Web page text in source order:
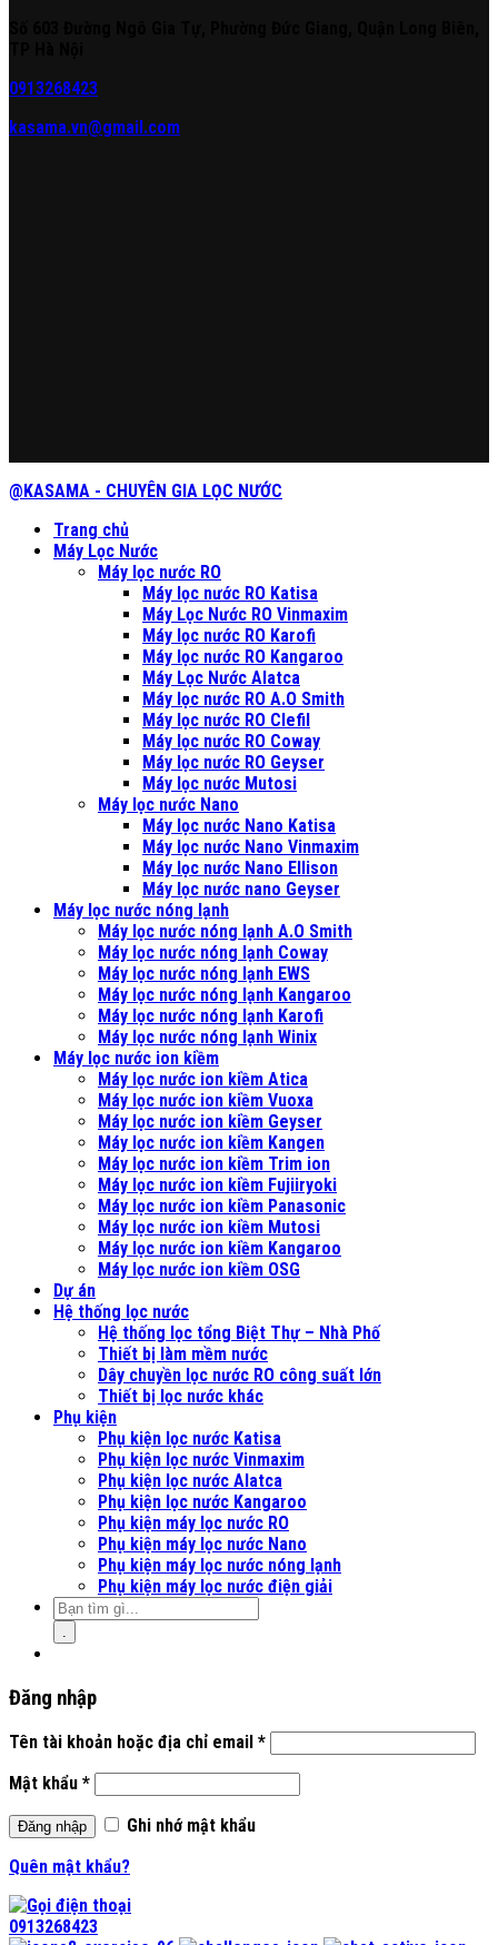
0913268423
kasama.vn@gmail.com
@KASAMA - CHUYÊN GIA LỌC NƯỚC
Trang chủ
Máy Lọc Nước
Máy lọc nước RO
Máy lọc nước RO Katisa
Máy Lọc Nước RO Vinmaxim
Máy lọc nước RO Karofi
Máy lọc nước RO Kangaroo
Máy Lọc Nước Alatca
Máy lọc nước RO A.O Smith
Máy lọc nước RO Clefil
Máy lọc nước RO Coway
Máy lọc nước RO Geyser
Máy lọc nước Mutosi
Máy lọc nước Nano
Máy lọc nước Nano Katisa
Máy lọc nước Nano Vinmaxim
Máy lọc nước Nano Ellison
Máy lọc nước nano Geyser
Máy lọc nước nóng lạnh
Máy lọc nước nóng lạnh A.O Smith
Máy lọc nước nóng lạnh Coway
Máy lọc nước nóng lạnh EWS
Máy lọc nước nóng lạnh Kangaroo
Máy lọc nước nóng lạnh Karofi
Máy lọc nước nóng lạnh Winix
Máy lọc nước ion kiềm
Máy lọc nước ion kiềm Atica
Máy lọc nước ion kiềm Vuoxa
Máy lọc nước ion kiềm Geyser
Máy lọc nước ion kiềm Kangen
Máy lọc nước ion kiềm Trim ion
Máy lọc nước ion kiềm Fujiiryoki
Máy lọc nước ion kiềm Panasonic
Máy lọc nước ion kiềm Mutosi
Máy lọc nước ion kiềm Kangaroo
Máy lọc nước ion kiềm OSG
Dự án
Hệ thống lọc nước
Hệ thống lọc tổng Biệt Thự – Nhà Phố
Thiết bị làm mềm nước
Dây chuyền lọc nước RO công suất lớn
Thiết bị lọc nước khác
Phụ kiện
Phụ kiện lọc nước Katisa
Phụ kiện lọc nước Vinmaxim
Phụ kiện lọc nước Alatca
Phụ kiện lọc nước Kangaroo
Phụ kiện máy lọc nước RO
Phụ kiện máy lọc nước Nano
Phụ kiện máy lọc nước nóng lạnh
Phụ kiện máy lọc nước điện giải
.
Đăng nhập
Tên tài khoản hoặc địa chỉ email *
Mật khẩu *
Đăng nhập
Ghi nhớ mật khẩu
Quên mật khẩu?
0913268423